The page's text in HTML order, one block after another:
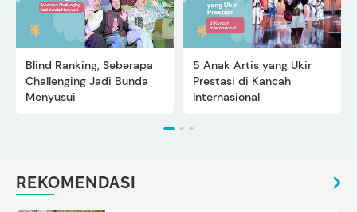
Blind Ranking, Seberapa
Challenging Jadi Bunda
Menyusui
5 Anak Artis yang Ukir
Prestasi di Kancah
Internasional
REKOMENDASI